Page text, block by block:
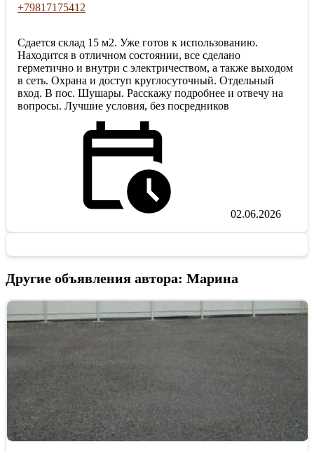
+79817175412
Сдается склад 15 м2. Уже готов к использованию.
Находится в отличном состоянии, все сделано
герметично и внутри с электричеством, а также выходом
в сеть. Охрана и доступ круглосуточный. Отдельный
вход. В пос. Шушары. Расскажу подробнее и отвечу на
вопросы. Лучшие условия, без посредников
02.06.2026
Другие объявления автора: Марина